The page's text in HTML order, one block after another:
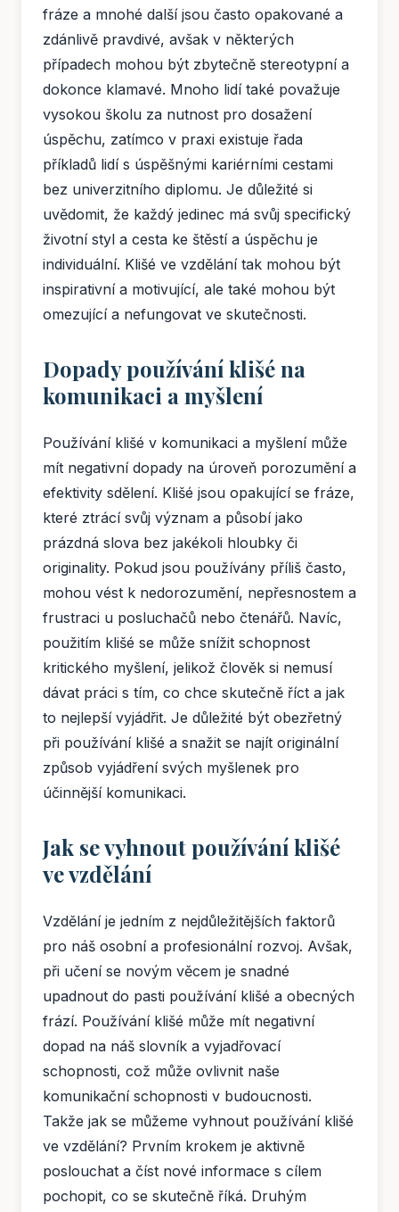
fráze a mnohé další jsou často opakované a
zdánlivě pravdivé, avšak v některých
případech mohou být zbytečně stereotypní a
dokonce klamavé. Mnoho lidí také považuje
vysokou školu za nutnost pro dosažení
úspěchu, zatímco v praxi existuje řada
příkladů lidí s úspěšnými kariérními cestami
bez univerzitního diplomu. Je důležité si
uvědomit, že každý jedinec má svůj specifický
životní styl a cesta ke štěstí a úspěchu je
individuální. Klišé ve vzdělání tak mohou být
inspirativní a motivující, ale také mohou být
omezující a nefungovat ve skutečnosti.
Dopady používání klišé na
komunikaci a myšlení
Používání klišé v komunikaci a myšlení může
mít negativní dopady na úroveň porozumění a
efektivity sdělení. Klišé jsou opakující se fráze,
které ztrácí svůj význam a působí jako
prázdná slova bez jakékoli hloubky či
originality. Pokud jsou používány příliš často,
mohou vést k nedorozumění, nepřesnostem a
frustraci u posluchačů nebo čtenářů. Navíc,
použitím klišé se může snížit schopnost
kritického myšlení, jelikož člověk si nemusí
dávat práci s tím, co chce skutečně říct a jak
to nejlepší vyjádřit. Je důležité být obezřetný
při používání klišé a snažit se najít originální
způsob vyjádření svých myšlenek pro
účinnější komunikaci.
Jak se vyhnout používání klišé
ve vzdělání
Vzdělání je jedním z nejdůležitějších faktorů
pro náš osobní a profesionální rozvoj. Avšak,
při učení se novým věcem je snadné
upadnout do pasti používání klišé a obecných
frází. Používání klišé může mít negativní
dopad na náš slovník a vyjadřovací
schopnosti, což může ovlivnit naše
komunikační schopnosti v budoucnosti.
Takže jak se můžeme vyhnout používání klišé
ve vzdělání? Prvním krokem je aktivně
poslouchat a číst nové informace s cílem
pochopit, co se skutečně říká. Druhým